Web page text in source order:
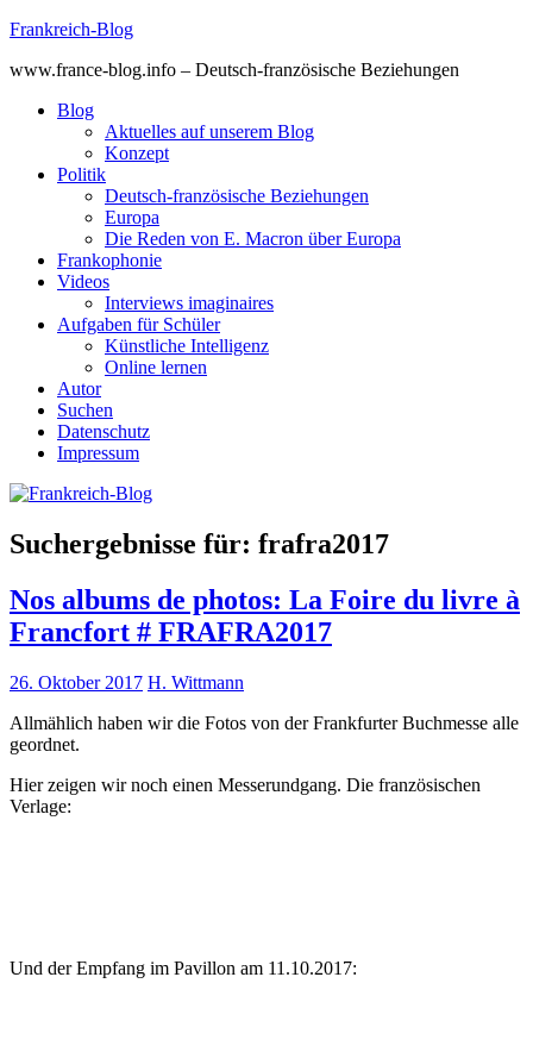
Skip
content
Frankreich-Blog
www.france-blog.info – Deutsch-französische Beziehungen
Blog
Aktuelles auf unserem Blog
Konzept
Politik
Deutsch-französische Beziehungen
Europa
Die Reden von E. Macron über Europa
Frankophonie
Videos
Interviews imaginaires
Aufgaben für Schüler
Künstliche Intelligenz
Online lernen
Autor
Suchen
Datenschutz
Impressum
Suchergebnisse für: frafra2017
Nos albums de photos: La Foire du livre à
Francfort # FRAFRA2017
26. Oktober 2017 H. Wittmann
Allmählich haben wir die Fotos von der Frankfurter Buchmesse alle
geordnet.
Hier zeigen wir noch einen Messerundgang. Die französischen
Verlage:
Und der Empfang im Pavillon am 11.10.2017: